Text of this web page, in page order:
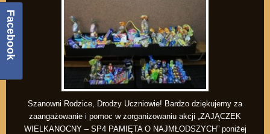
Szanowni Rodzice, Drodzy Uczniowie! Bardzo dziękujemy za
zaangażowanie i pomoc w zorganizowaniu akcji „ZAJĄCZEK
WIELKANOCNY – SP4 PAMIĘTA O NAJMŁODSZYCH” poniżej
Facebook